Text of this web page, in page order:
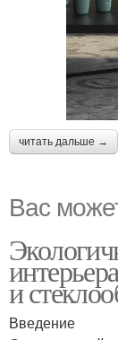
читать дальше →
Вас
и
Введение